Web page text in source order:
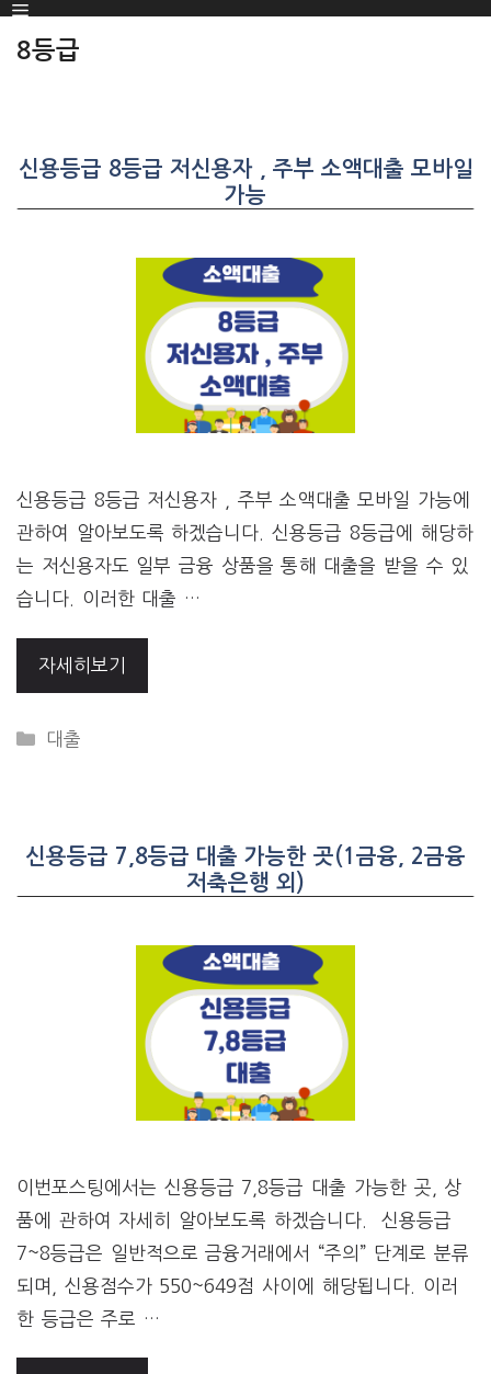
SKIP
TO
Menu
8등급
신용등급 8등급 저신용자 , 주부 소액대출 모바일
가능
신용등급 8등급 저신용자 , 주부 소액대출 모바일 가능에
관하여 알아보도록 하겠습니다. 신용등급 8등급에 해당하
는 저신용자도 일부 금융 상품을 통해 대출을 받을 수 있
습니다. 이러한 대출 …
자세히보기
CATEGORIES
대출
신용등급 7,8등급 대출 가능한 곳(1금융, 2금융
저축은행 외)
이번포스팅에서는 신용등급 7,8등급 대출 가능한 곳, 상
품에 관하여 자세히 알아보도록 하겠습니다. 신용등급
7~8등급은 일반적으로 금융거래에서 “주의” 단계로 분류
되며, 신용점수가 550~649점 사이에 해당됩니다. 이러
한 등급은 주로 …